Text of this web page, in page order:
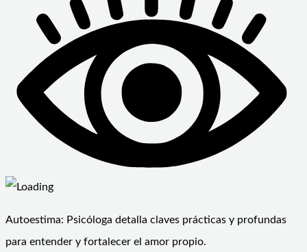
Autoestima: Psicóloga detalla claves prácticas y profundas
para entender y fortalecer el amor propio.